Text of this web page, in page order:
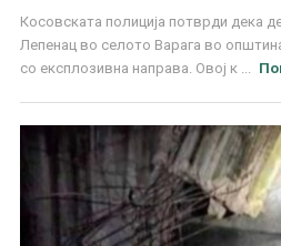
Косовската полиција потврди дека
Лепенац во селото Варага во
со експлозивна направа. Овој к ...